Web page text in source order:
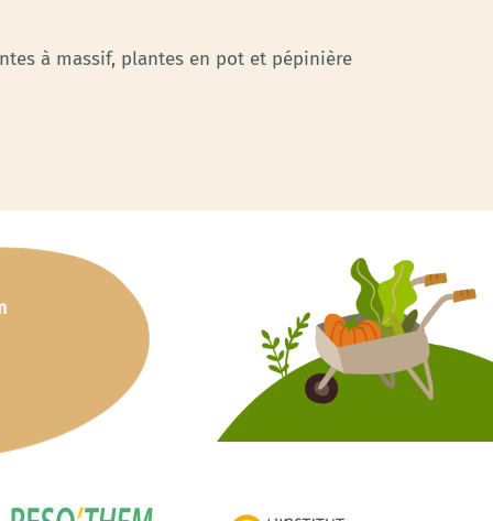
à massif, plantes en pot et pépinière